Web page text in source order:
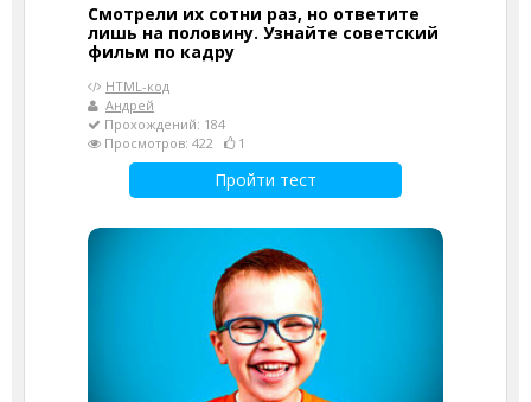
Смотрели их сотни раз, но ответите
лишь на половину. Узнайте советский
фильм по кадру
HTML-код
Андрей
Прохождений: 184
Просмотров: 422
1
Пройти тест